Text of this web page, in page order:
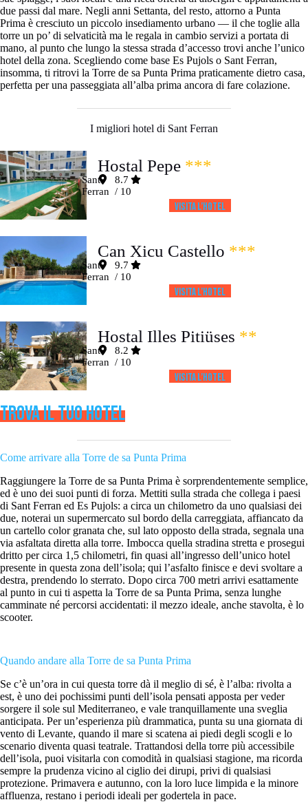
due passi dal mare. Negli anni Settanta, del resto, attorno a Punta
Prima è cresciuto un piccolo insediamento urbano — il che toglie alla
torre un po’ di selvaticità ma le regala in cambio servizi a portata di
mano, al punto che lungo la stessa strada d’accesso trovi anche l’unico
hotel della zona. Scegliendo come base Es Pujols o Sant Ferran,
insomma, ti ritrovi la Torre de sa Punta Prima praticamente dietro casa,
perfetta per una passeggiata all’alba prima ancora di fare colazione.
I migliori hotel di Sant Ferran
Hostal Pepe ***
Sant
Ferran
8.7
/ 10
Visita l’HOTEL
Can Xicu Castello ***
Sant
Ferran
9.7
/ 10
Visita l’HOTEL
Hostal Illes Pitiüses **
Sant
Ferran
8.2
/ 10
Visita l’HOTEL
TROVA IL TUO HOTEL
Come arrivare alla Torre de sa Punta Prima
Raggiungere la Torre de sa Punta Prima è sorprendentemente semplice,
ed è uno dei suoi punti di forza. Mettiti sulla strada che collega i paesi
di Sant Ferran ed Es Pujols: a circa un chilometro da uno qualsiasi dei
due, noterai un supermercato sul bordo della carreggiata, affiancato da
un cartello color granata che, sul lato opposto della strada, segnala una
via asfaltata diretta alla torre. Imbocca quella stradina stretta e prosegui
dritto per circa 1,5 chilometri, fin quasi all’ingresso dell’unico hotel
presente in questa zona dell’isola; qui l’asfalto finisce e devi svoltare a
destra, prendendo lo sterrato. Dopo circa 700 metri arrivi esattamente
al punto in cui ti aspetta la Torre de sa Punta Prima, senza lunghe
camminate né percorsi accidentati: il mezzo ideale, anche stavolta, è lo
scooter.
Quando andare alla Torre de sa Punta Prima
Se c’è un’ora in cui questa torre dà il meglio di sé, è l’alba: rivolta a
est, è uno dei pochissimi punti dell’isola pensati apposta per veder
sorgere il sole sul Mediterraneo, e vale tranquillamente una sveglia
anticipata. Per un’esperienza più drammatica, punta su una giornata di
vento di Levante, quando il mare si scatena ai piedi degli scogli e lo
scenario diventa quasi teatrale. Trattandosi della torre più accessibile
dell’isola, puoi visitarla con comodità in qualsiasi stagione, ma ricorda
sempre la prudenza vicino al ciglio dei dirupi, privi di qualsiasi
protezione. Primavera e autunno, con la loro luce limpida e la minore
affluenza, restano i periodi ideali per godertela in pace.